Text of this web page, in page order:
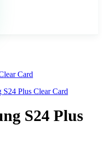
Card
S24 Plus